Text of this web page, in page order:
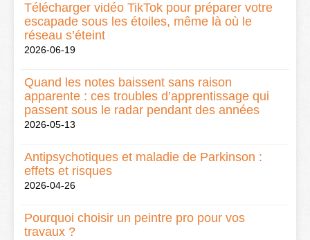
Télécharger vidéo TikTok pour préparer votre
escapade sous les étoiles, même là où le
réseau s’éteint
2026-06-19
Quand les notes baissent sans raison
apparente : ces troubles d’apprentissage qui
passent sous le radar pendant des années
2026-05-13
Antipsychotiques et maladie de Parkinson :
effets et risques
2026-04-26
Pourquoi choisir un peintre pro pour vos
travaux ?